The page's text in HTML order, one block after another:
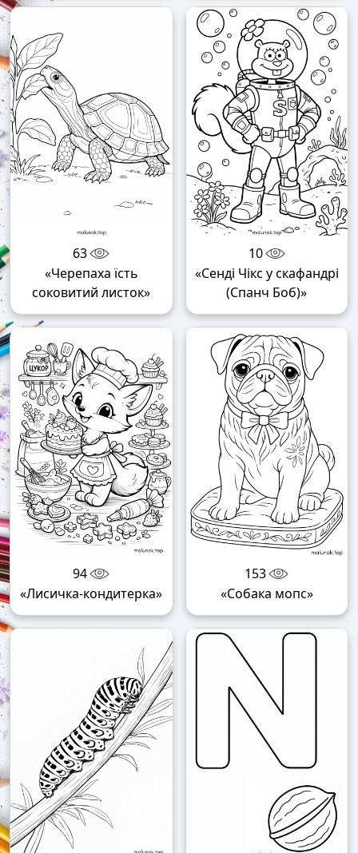
63
«Черепаха їсть
соковитий листок»
10
«Сенді Чікс у скафандрі
(Спанч Боб)»
94
«Лисичка-кондитерка»
153
«Собака мопс»